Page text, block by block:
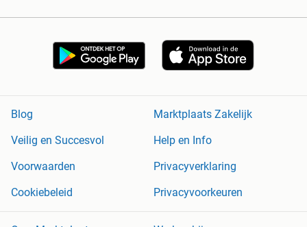
Blog
Marktplaats Zakelijk
Veilig en Succesvol
Help en Info
Voorwaarden
Privacyverklaring
Cookiebeleid
Privacyvoorkeuren